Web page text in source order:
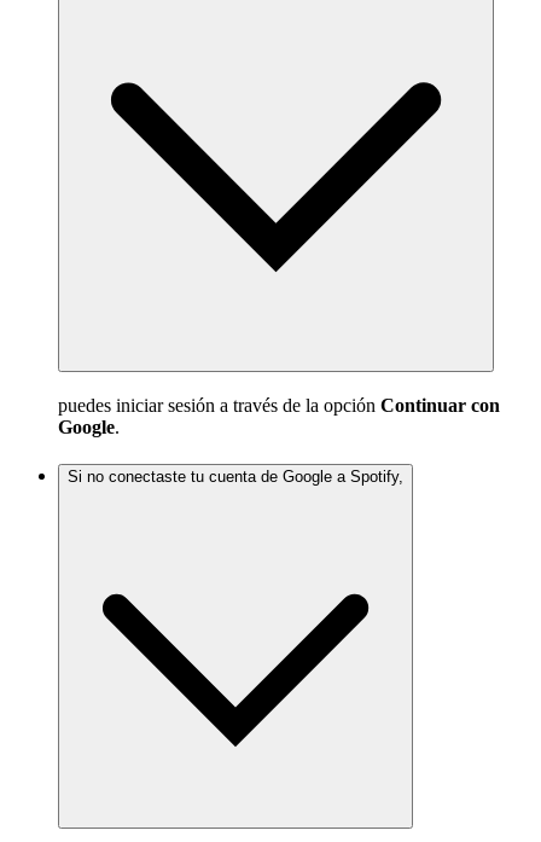
puedes iniciar sesión a través de la opción Continuar con
Google.
Si no conectaste tu cuenta de Google a Spotify,